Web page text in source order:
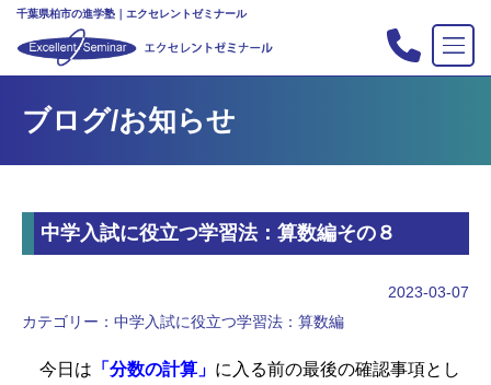
千葉県柏市の進学塾｜エクセレントゼミナール
塾の紹介
合格実績
入会案内
教室案内
ブログ/お知らせ
中学入試に役立つ学習法：算数編その８
2023-03-07
カテゴリー： 中学入試に役立つ学習法：算数編
今日は 「分数の計算」 に入る前の最後の確認事項とし